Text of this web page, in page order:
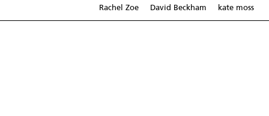
kate moss
David Beckham
Rachel Zoe